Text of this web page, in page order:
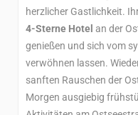
herzlicher Gastlichkeit.
4-Sterne Hotel an der
genießen und sich vom
verwöhnen lassen.
sanften Rauschen der
Morgen ausgiebig